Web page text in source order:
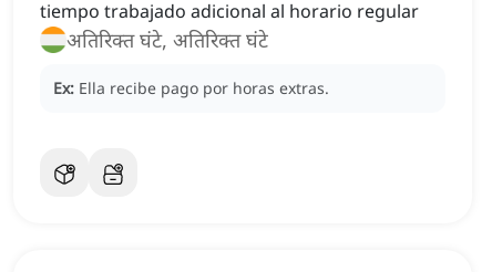
tiempo trabajado adicional al horario regular
अतिरिक्त घंटे, अतिरिक्त घंटे
Ex: Ella recibe pago por horas extras.